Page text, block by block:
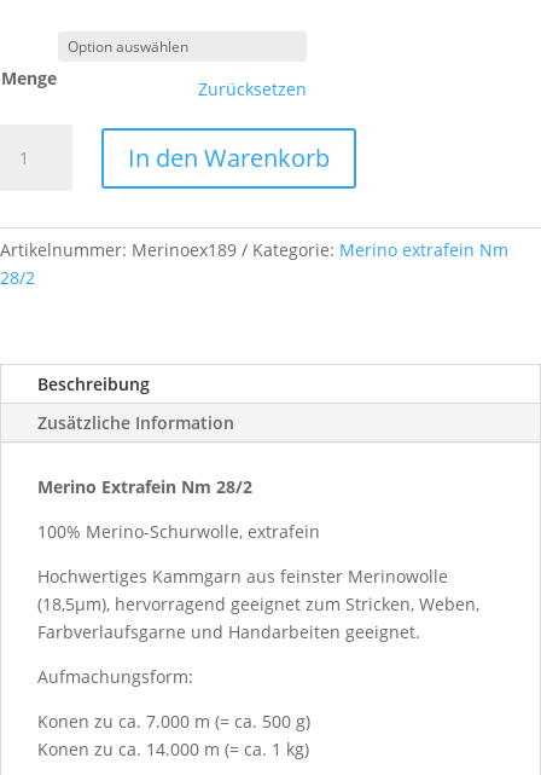
Menge Zurücksetzen
Extrafein,
Farb-
Nr.
In den Warenkorb
Artikelnummer: Merinoex189 Kategorie: Merino extrafein Nm
28/2
Beschreibung
Zusätzliche Information
Merino Extrafein Nm 28/2
100% Merino-Schurwolle, extrafein
Hochwertiges Kammgarn aus feinster Merinowolle
(18,5µm), hervorragend geeignet zum Stricken, Weben,
Farbverlaufsgarne und Handarbeiten geeignet.
Aufmachungsform:
Konen zu ca. 7.000 m (= ca. 500 g)
Konen zu ca. 14.000 m (= ca. 1 kg)